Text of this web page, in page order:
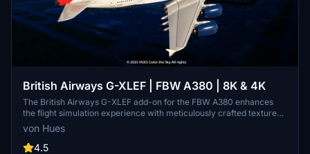
British Airways G-XLEF | FBW A380 | 8K & 4K
The British Airways G-XLEF add-on for the FBW A380 enhances
the flight simulation experience with meticulously crafted textures
and accurate stencils reflecting the airlines branding. It features
custom base textures and realistic exterior weathering to enrich
visual detail. Installation is straightforward, requiring a simple drag
von Hues
4.5